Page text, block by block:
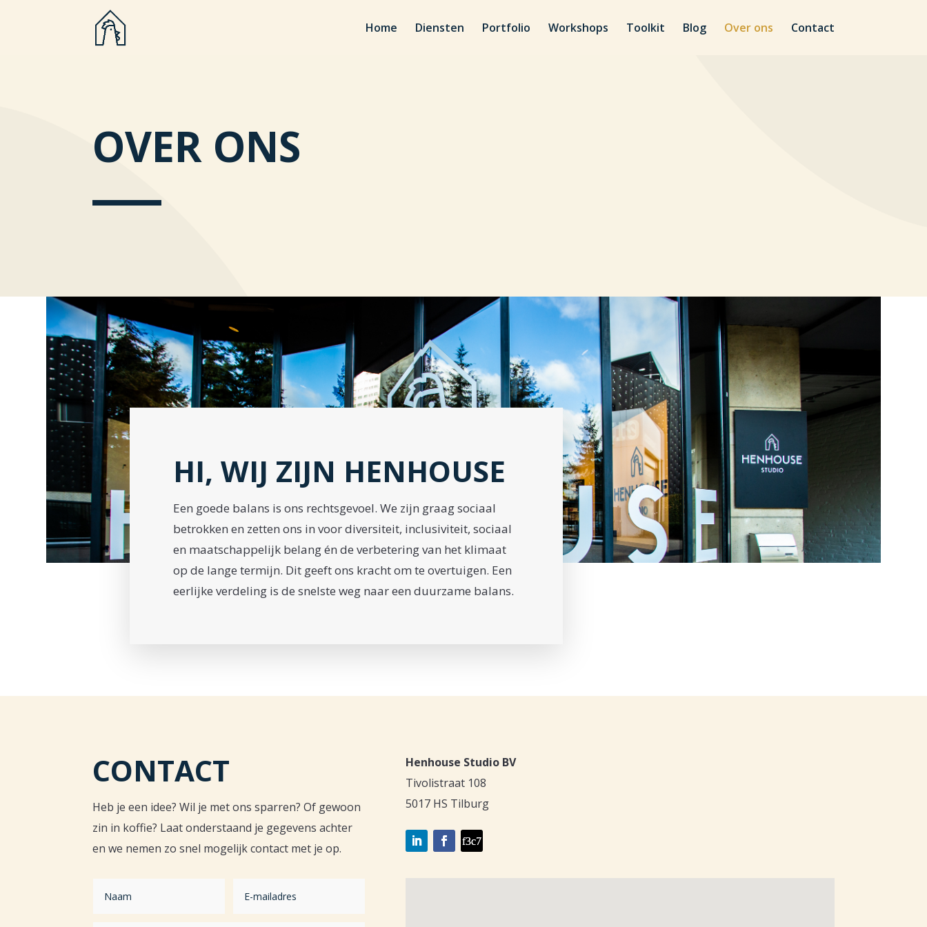
Home Diensten Portfolio Workshops Toolkit Blog Over ons Contact
OVER ONS
HI, WIJ ZIJN HENHOUSE
Een goede balans is ons rechtsgevoel. We zijn graag sociaal
betrokken en zetten ons in voor diversiteit, inclusiviteit, sociaal
en maatschappelijk belang én de verbetering van het klimaat
op de lange termijn. Dit geeftons kracht om te overtuigen. Een
eerlijke verdeling is de snelste weg naareen duurzame balans.
CONTACT
Heb je een idee? Wil je met ons sparren? Of gewoon
zin in koffie? Laat onderstaand je gegevens achter
en we nemen zo snel mogelijk contact met je op.
Henhouse Studio BV
Tivolistraat 108
5017 HS Tilburg